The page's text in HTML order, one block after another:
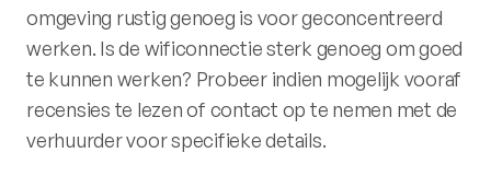
omgeving rustig genoeg is voor geconcentreerd
werken. Is de wificonnectie sterk genoeg om goed
te kunnen werken? Probeer indien mogelijk vooraf
recensies te lezen of contact op te nemen met de
verhuurder voor specifieke details. ​